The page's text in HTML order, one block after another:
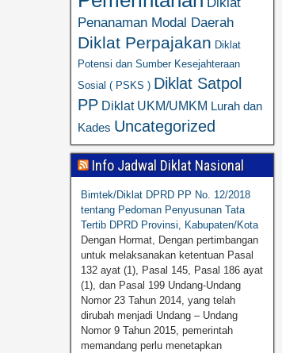
Penanaman Modal Daerah
Diklat Perpajakan Diklat
Potensi dan Sumber Kesejahteraan
Sosial ( PSKS ) Diklat Satpol
PP Diklat UKM/UMKM Lurah dan
Kades Uncategorized
Info Jadwal Diklat Nasional
Bimtek/Diklat DPRD PP No. 12/2018
tentang Pedoman Penyusunan Tata
Tertib DPRD Provinsi, Kabupaten/Kota
Dengan Hormat, Dengan pertimbangan
untuk melaksanakan ketentuan Pasal
132 ayat (1), Pasal 145, Pasal 186 ayat
(1), dan Pasal 199 Undang-Undang
Nomor 23 Tahun 2014, yang telah
dirubah menjadi Undang – Undang
Nomor 9 Tahun 2015, pemerintah
memandang perlu menetapkan